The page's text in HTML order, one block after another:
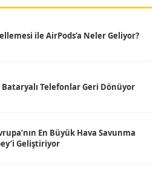
ile AirPods’a Neler Geliyor?
Bataryalı Telefonlar Geri Dönüyor
En Büyük Hava Savunma
Geliştiriyor